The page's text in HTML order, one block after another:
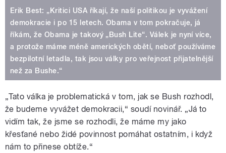
Erik Best: „Kritici USA říkají, že naší politikou je vyvážení
demokracie i po 15 letech. Obama v tom pokračuje, já
říkám, že Obama je takový „Bush Lite“. Válek je nyní více,
a protože máme méně amerických obětí, neboť používáme
bezpilotní letadla, tak jsou války pro veřejnost přijatelnější
než za Bushe.“
„Tato válka je problematická v tom, jak se Bush rozhodl,
že budeme vyvážet demokracii,“ soudí novinář. „Já to
vidím tak, že jsme se rozhodli, že máme my jako
křesťané nebo židé povinnost pomáhat ostatním, i když
nám to přinese obtíže.“